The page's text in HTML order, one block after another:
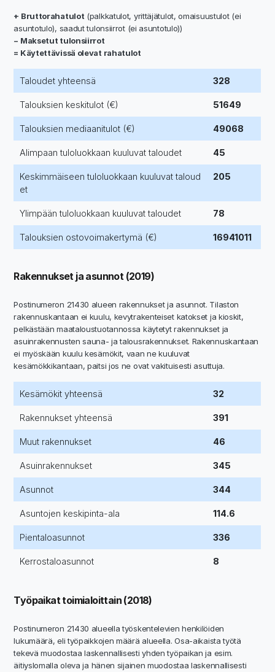
+ Bruttorahatulot (palkkatulot, yrittäjätulot, omaisuustulot (ei
asuntotulo), saadut tulonsiirrot (ei asuntotulo))
− Maksetut tulonsiirrot
= Käytettävissä olevat rahatulot
Taloudet yhteensä 328
Talouksien keskitulot (€) 51649
Talouksien mediaanitulot (€) 49068
Alimpaan tuloluokkaan kuuluvat taloudet 45
Keskimmäiseen tuloluokkaan kuuluvat taloud
et
205
Ylimpään tuloluokkaan kuuluvat taloudet 78
Talouksien ostovoimakertymä (€) 16941011
Rakennukset ja asunnot (2019)
Postinumeron 21430 alueen rakennukset ja asunnot. Tilaston
rakennuskantaan ei kuulu, kevytrakenteiset katokset ja kioskit,
pelkästään maataloustuotannossa käytetyt rakennukset ja
asuinrakennusten sauna- ja talousrakennukset. Rakennuskantaan
ei myöskään kuulu kesämökit, vaan ne kuuluvat
kesämökkikantaan, paitsi jos ne ovat vakituisesti asuttuja.
Kesämökit yhteensä 32
Rakennukset yhteensä 391
Muut rakennukset 46
Asuinrakennukset 345
Asunnot 344
Asuntojen keskipinta-ala 114.6
Pientaloasunnot 336
Kerrostaloasunnot 8
Työpaikat toimialoittain (2018)
Postinumeron 21430 alueella työskentelevien henkilöiden
lukumäärä, eli työpaikkojen määrä alueella. Osa-aikaista työtä
tekevä muodostaa laskennallisesti yhden työpaikan ja esim.
äitiyslomalla oleva ja hänen sijainen muodostaa laskennallisesti